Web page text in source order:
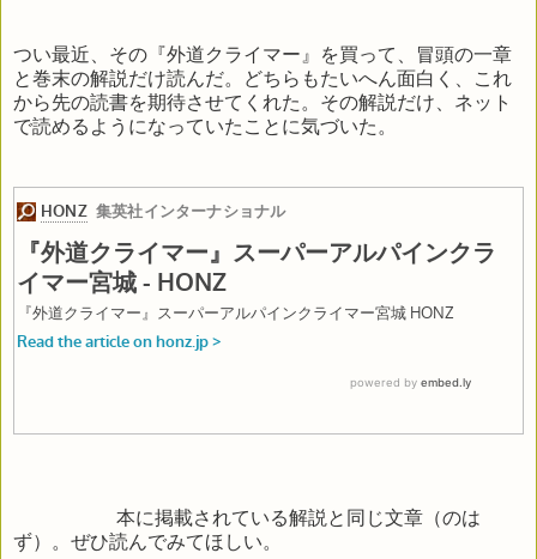
つい最近、その『外道クライマー』を買って、冒頭の一章
と巻末の解説だけ読んだ。どちらもたいへん面白く、これ
から先の読書を期待させてくれた。その解説だけ、ネット
で読めるようになっていたことに気づいた。
本に掲載されている解説と同じ文章（のは
ず）。ぜひ読んでみてほしい。